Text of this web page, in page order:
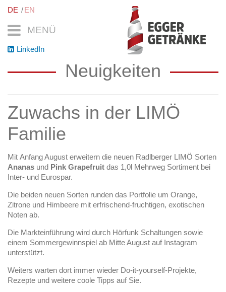
MENÜ
DE EN
LinkedIn
Neuigkeiten
Zuwachs in der LIMÖ
Familie
Mit Anfang August erweitern die neuen Radlberger LIMÖ Sorten
Ananas und Pink Grapefruit das 1,0l Mehrweg Sortiment bei
Inter- und Eurospar.
Die beiden neuen Sorten runden das Portfolie um Orange,
Zitrone und Himbeere mit erfrischend-fruchtigen, exotischen
Noten ab.
Die Markteinführung wird durch Hörfunk Schaltungen sowie
einem Sommergewinnspiel ab Mitte August auf Instagram
unterstützt.
Weiters warten dort immer wieder Do-it-yourself-Projekte,
Rezepte und weitere coole Tipps auf Sie.